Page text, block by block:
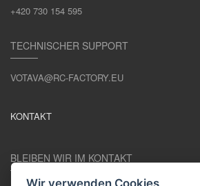
+420 730 154 595
TECHNISCHER SUPPORT
VOTAVA@RC-FACTORY.EU
KONTAKT
BLEIBEN WIR IM KONTAKT
Wir verwenden Cookies